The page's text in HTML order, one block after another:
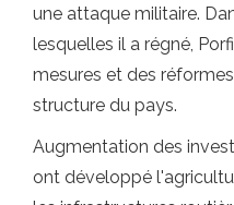
une attaque militaire.
lesquelles il a régné,
mesures et des
structure du pays.
Augmentation des
ont développé